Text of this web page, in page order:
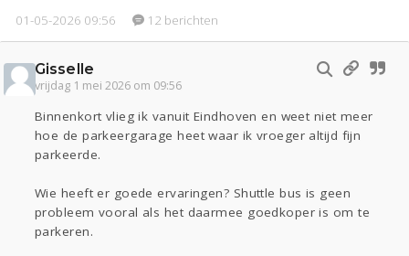
Seks
Overig
Oekraïne Entertainment
Kinderen
Digi Eten
Mode & Beauty
Zwanger
Lezen
01-05-2026 09:56 12 berichten
Gisselle
vrijdag 1 mei 2026 om 09:56
Binnenkort vlieg ik vanuit Eindhoven en weet niet meer
hoe de parkeergarage heet waar ik vroeger altijd fijn
parkeerde.
Wie heeft er goede ervaringen? Shuttle bus is geen
probleem vooral als het daarmee goedkoper is om te
parkeren.